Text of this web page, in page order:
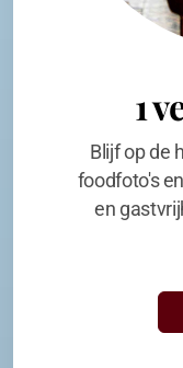
1
Blijf op de
foodfoto's
en